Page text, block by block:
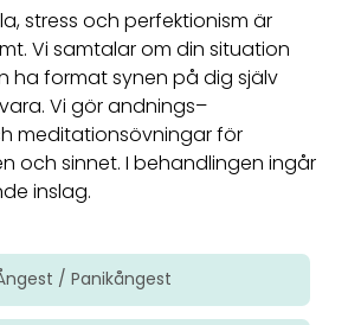
stress och perfektionism är
Vi samtalar om din situation
ha format synen på dig själv
Vi gör andnings–
meditationsövningar för
och sinnet. I behandlingen ingår
inslag.
/ Panikångest